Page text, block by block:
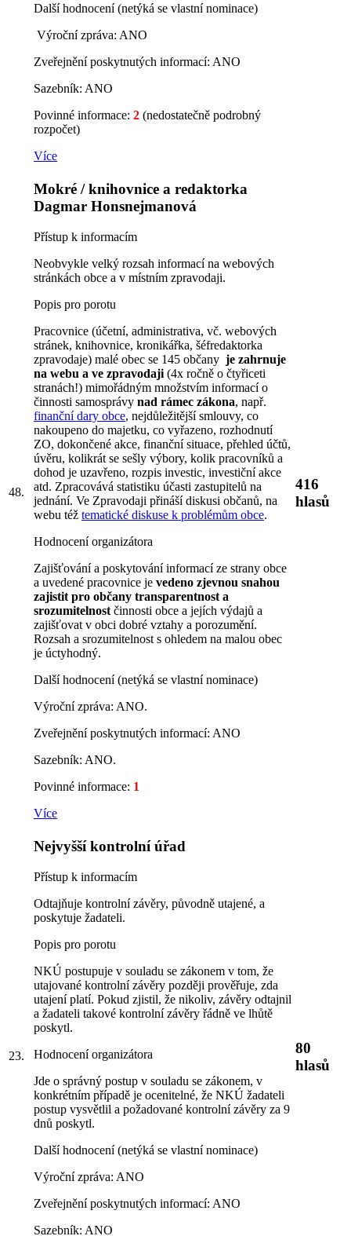
Další hodnocení (netýká se vlastní nominace)
Výroční zpráva: ANO
Zveřejnění poskytnutých informací: ANO
Sazebník: ANO
Povinné informace: 2 (nedostatečně podrobný
rozpočet)
Více
48.
Mokré / knihovnice a redaktorka
Dagmar Honsnejmanová
Přístup k informacím
Neobvykle velký rozsah informací na webových
stránkách obce a v místním zpravodaji.
Popis pro porotu
Pracovnice (účetní, administrativa, vč. webových
stránek, knihovnice, kronikářka, šéfredaktorka
zpravodaje) malé obec se 145 občany je zahrnuje
na webu a ve zpravodaji (4x ročně o čtyřiceti
stranách!) mimořádným množstvím informací o
činnosti samosprávy nad rámec zákona, např.
finanční dary obce, nejdůležitější smlouvy, co
nakoupeno do majetku, co vyřazeno, rozhodnutí
ZO, dokončené akce, finanční situace, přehled účtů,
úvěru, kolikrát se sešly výbory, kolik pracovníků a
dohod je uzavřeno, rozpis investic, investiční akce
atd. Zpracovává statistiku účasti zastupitelů na
jednání. Ve Zpravodaji přináší diskusi občanů, na
webu též tematické diskuse k problémům obce.
Hodnocení organizátora
Zajišťování a poskytování informací ze strany obce
a uvedené pracovnice je vedeno zjevnou snahou
zajistit pro občany transparentnost a
srozumitelnost činnosti obce a jejích výdajů a
zajišťovat v obci dobré vztahy a porozumění.
Rozsah a srozumitelnost s ohledem na malou obec
je úctyhodný.
Další hodnocení (netýká se vlastní nominace)
Výroční zpráva: ANO.
Zveřejnění poskytnutých informací: ANO
Sazebník: ANO.
Povinné informace: 1
Více
416
hlasů
23.
Nejvyšší kontrolní úřad
Přístup k informacím
Odtajňuje kontrolní závěry, původně utajené, a
poskytuje žadateli.
Popis pro porotu
NKÚ postupuje v souladu se zákonem v tom, že
utajované kontrolní závěry později prověřuje, zda
utajení platí. Pokud zjistil, že nikoliv, závěry odtajnil
a žadateli takové kontrolní závěry řádně ve lhůtě
poskytl.
Hodnocení organizátora
Jde o správný postup v souladu se zákonem, v
konkrétním případě je ocenitelné, že NKÚ žadateli
postup vysvětlil a požadované kontrolní závěry za 9
dnů poskytl.
Další hodnocení (netýká se vlastní nominace)
Výroční zpráva: ANO
Zveřejnění poskytnutých informací: ANO
Sazebník: ANO
80
hlasů